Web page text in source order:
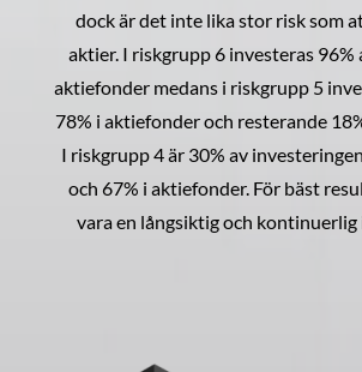
dock är det inte lika stor risk som
aktier. I riskgrupp 6 investeras 96%
aktiefonder medans i riskgrupp 5
78% i aktiefonder och resterande
I riskgrupp 4 är 30% av
och 67% i aktiefonder. För bäst
vara en långsiktig och kontinuerlig